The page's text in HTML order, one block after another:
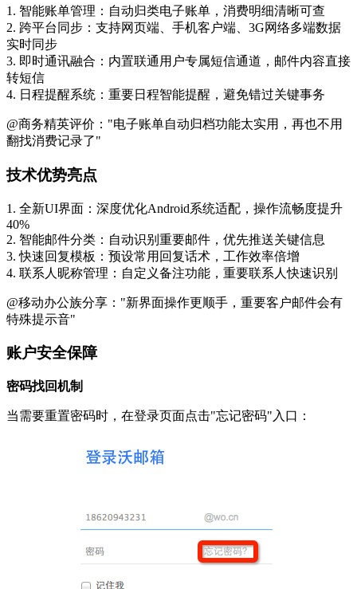
1. 智能账单管理：自动归类电子账单，消费明细清晰可查
2. 跨平台同步：支持网页端、手机客户端、3G网络多端数据
实时同步
3. 即时通讯融合：内置联通用户专属短信通道，邮件内容直接
转短信
4. 日程提醒系统：重要日程智能提醒，避免错过关键事务
@商务精英评价："电子账单自动归档功能太实用，再也不用
翻找消费记录了"
技术优势亮点
1. 全新UI界面：深度优化Android系统适配，操作流畅度提升
40%
2. 智能邮件分类：自动识别重要邮件，优先推送关键信息
3. 快速回复模板：预设常用回复话术，工作效率倍增
4. 联系人昵称管理：自定义备注功能，重要联系人快速识别
@移动办公族分享："新界面操作更顺手，重要客户邮件会有
特殊提示音"
账户安全保障
密码找回机制
当需要重置密码时，在登录页面点击"忘记密码"入口：